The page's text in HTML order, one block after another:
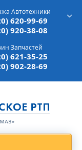
Автотехники
620-99-69
920-38-08
Запчастей
621-35-25
902-28-69